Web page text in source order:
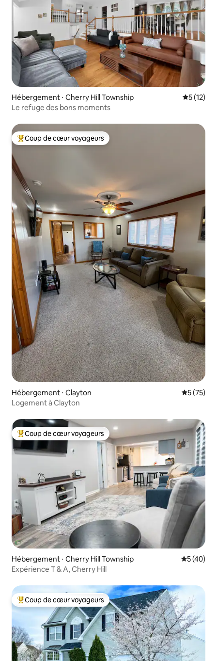
Hébergement ⋅ Cherry Hill Township
5 (12)
Le refuge des bons moments
Coups de cœur voyageurs les plus appréciés
Coup de cœur voyageurs
Hébergement ⋅ Clayton
5 (75)
Logement à Clayton
Coups de cœur voyageurs les plus appréciés
Coup de cœur voyageurs
Hébergement ⋅ Cherry Hill Township
5 (40)
Expérience T & A, Cherry Hill
Coups de cœur voyageurs les plus appréciés
Coup de cœur voyageurs